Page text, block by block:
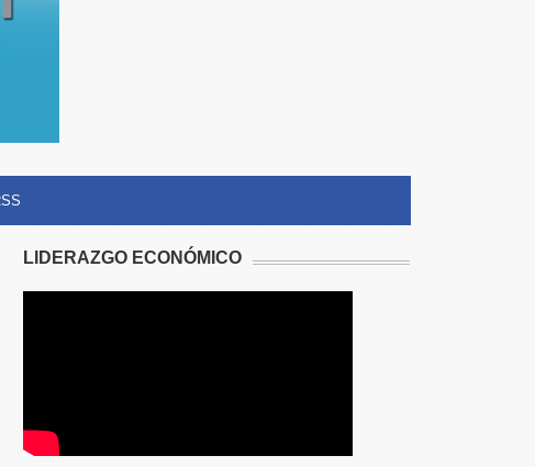
RSS
LIDERAZGO ECONÓMICO